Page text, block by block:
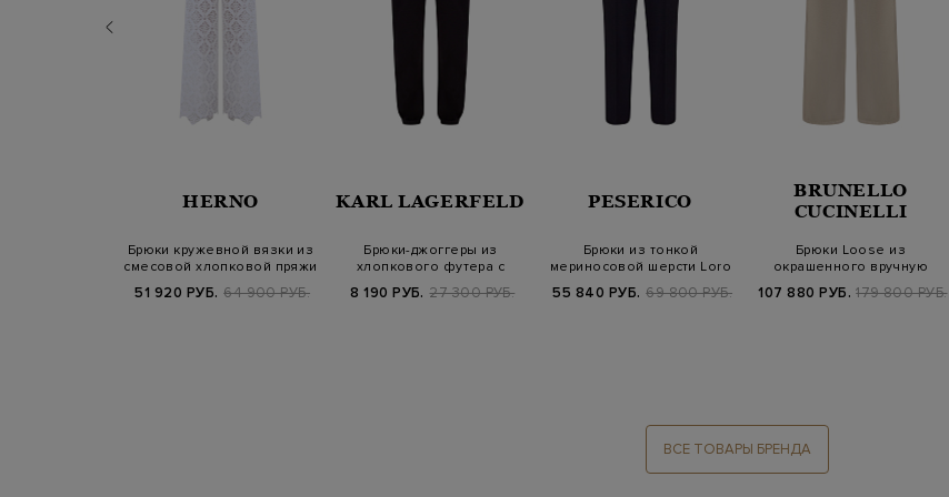
HERNO
Брюки кружевной вязки из
смесовой хлопковой пряжи
51 920 РУБ. 64 900 РУБ.
KARL LAGERFELD
Брюки-джоггеры из
хлопкового футера с
8 190 РУБ. 27 300 РУБ.
PESERICO
Брюки из тонкой
мериносовой шерсти Loro
55 840 РУБ. 69 800 РУБ.
BRUNELLO
CUCINELLI
Брюки Loose из
окрашенного вручную
107 880 РУБ. 179 800 РУБ.
ВСЕ ТОВАРЫ БРЕНДА